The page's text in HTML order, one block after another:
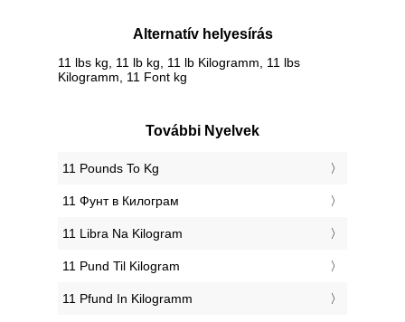
Alternatív helyesírás
11 lbs kg, 11 lb kg, 11 lb Kilogramm, 11 lbs
Kilogramm, 11 Font kg
További Nyelvek
‎11 Pounds To Kg
‎11 Фунт в Килограм
‎11 Libra Na Kilogram
‎11 Pund Til Kilogram
‎11 Pfund In Kilogramm